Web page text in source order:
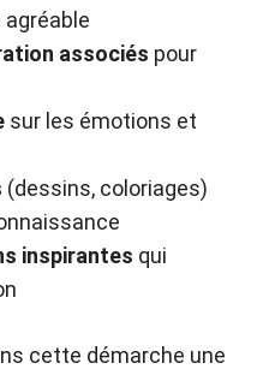
associés pour
sur les émotions et
(dessins, coloriages)
inspirantes qui
cette démarche une